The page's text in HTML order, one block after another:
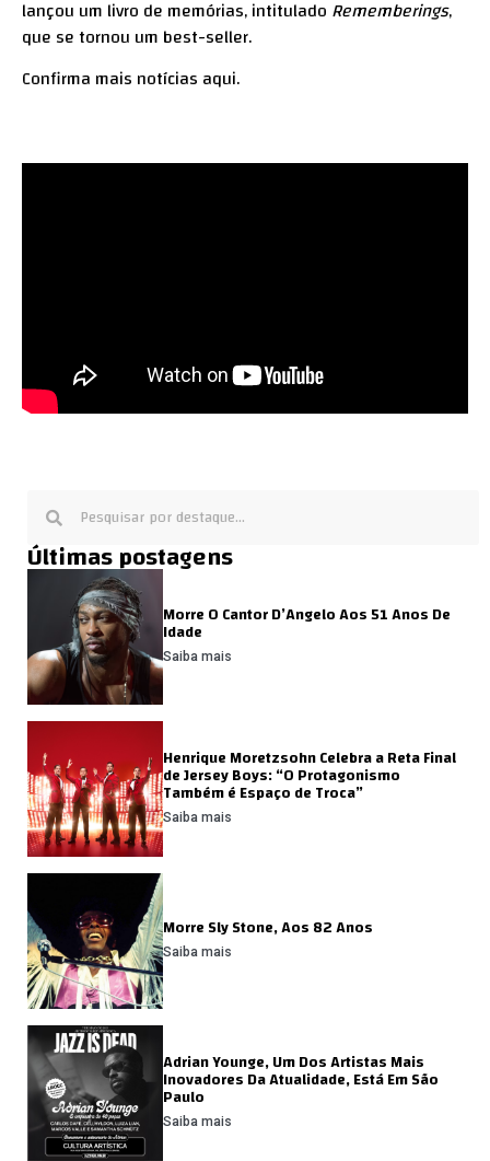
lançou um livro de memórias, intitulado Rememberings,
que se tornou um best-seller.
Confirma mais notícias aqui.
Últimas postagens
Morre O Cantor D’Angelo Aos 51 Anos De
Idade
Saiba mais
Henrique Moretzsohn Celebra a Reta Final
de Jersey Boys: “O Protagonismo
Também é Espaço de Troca”
Saiba mais
Morre Sly Stone, Aos 82 Anos
Saiba mais
Adrian Younge, Um Dos Artistas Mais
Inovadores Da Atualidade, Está Em São
Paulo
Saiba mais